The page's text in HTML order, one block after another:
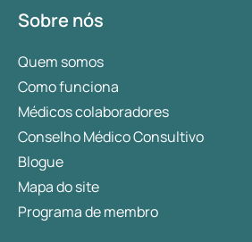
Sobre nós
Quem somos
Como funciona
Médicos colaboradores
Conselho Médico Consultivo
Blogue
Mapa do site
Programa de membro